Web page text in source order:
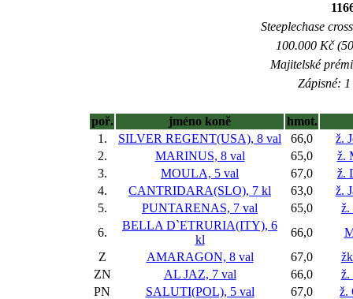
Steeplechase
100.000 Kč
Majitelské
Zápisné:
poř. jméno koně
hmot.
1.
SILVER REGENT(USA), 8 val 66,0
ž.
2.
MARINUS, 8 val 65,0
ž.
3.
MOULA, 5 val 67,0
ž.
4.
CANTRIDARA(SLO), 7 kl 63,0
ž.
5.
PUNTARENAS, 7 val 65,0
ž.
6.
BELLA D`ETRURIA(ITY), 6
kl
66,0
Z
AMARAGON, 8 val 67,0
ZN
AL JAZ, 7 val 66,0
ž.
PN
SALUTI(POL), 5 val 67,0
ž.